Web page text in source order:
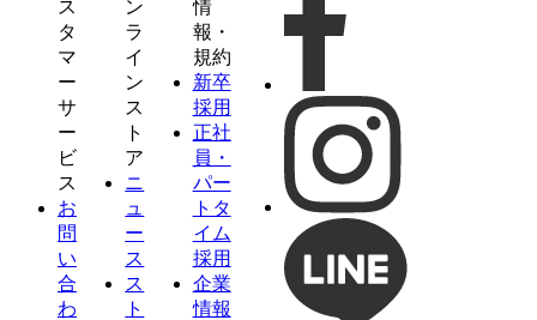
ス
タ
マ
ー
サ
ー
ビ
ス
お
問
い
合
わ
ン
ラ
イ
ン
ス
ト
ア
ニ
ュ
ー
ス
ス
ト
情
報・
規約
新卒
採用
正社
員・
パー
トタ
イム
採用
企業
情報